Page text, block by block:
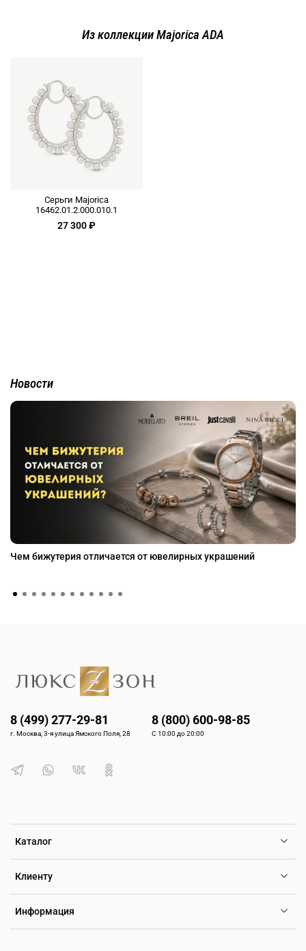
Из коллекции Majorica ADA
Серьги Majorica
16462.01.2.000.010.1
27 300 ₽
Новости
Чем бижутерия отличается от ювелирных украшений
Каталог
Клиенту
Информация
8 (499) 277-29-81
г. Москва, 3-я улица Ямского Поля, 28
8 (800) 600-98-85
С 10:00 до 20:00